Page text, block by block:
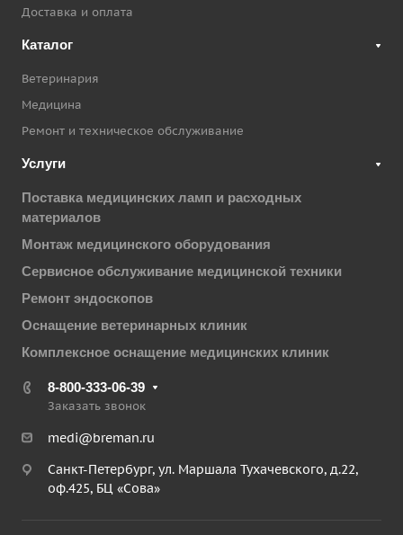
Доставка и оплата
Каталог
Ветеринария
Медицина
Ремонт и техническое обслуживание
Услуги
Поставка медицинских ламп и расходных
материалов
Монтаж медицинского оборудования
Сервисное обслуживание медицинской техники
Ремонт эндоскопов
Оснащение ветеринарных клиник
Комплексное оснащение медицинских клиник
8-800-333-06-39
Заказать звонок
medi@breman.ru
Санкт-Петербург, ул. Маршала Тухачевского, д.22,
оф.425, БЦ «Сова»